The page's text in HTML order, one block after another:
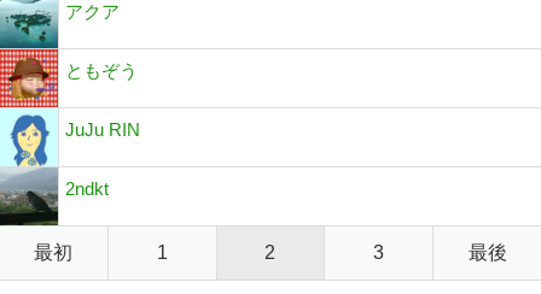
アクア
ともぞう
JuJu RIN
2ndkt
最初 1 2 3 最後